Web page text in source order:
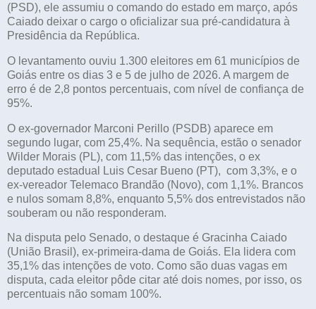
(PSD), ele assumiu o comando do estado em março, após
Caiado deixar o cargo o oficializar sua pré-candidatura à
Presidência da República.
O levantamento ouviu 1.300 eleitores em 61 municípios de
Goiás entre os dias 3 e 5 de julho de 2026. A margem de
erro é de 2,8 pontos percentuais, com nível de confiança de
95%.
O ex-governador Marconi Perillo (PSDB) aparece em
segundo lugar, com 25,4%. Na sequência, estão o senador
Wilder Morais (PL), com 11,5% das intenções, o ex
deputado estadual Luis Cesar Bueno (PT), com 3,3%, e o
ex-vereador Telemaco Brandão (Novo), com 1,1%. Brancos
e nulos somam 8,8%, enquanto 5,5% dos entrevistados não
souberam ou não responderam.
Na disputa pelo Senado, o destaque é Gracinha Caiado
(União Brasil), ex-primeira-dama de Goiás. Ela lidera com
35,1% das intenções de voto. Como são duas vagas em
disputa, cada eleitor pôde citar até dois nomes, por isso, os
percentuais não somam 100%.